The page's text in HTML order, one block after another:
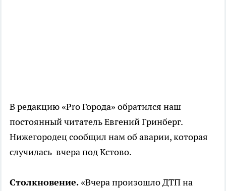
В редакцию «Pro Города» обратился наш
постоянный читатель Евгений Гринберг.
Нижегородец сообщил нам об аварии, которая
случилась вчера под Кстово.
Столкновение. «Вчера произошло ДТП на